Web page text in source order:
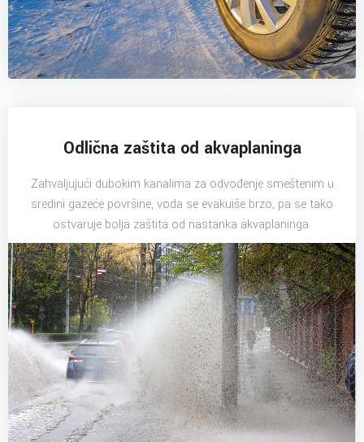
Odlična zaštita od akvaplaninga
Zahvaljujući dubokim kanalima za odvođenje smeštenim u
sredini gazeće površine, voda se evakuiše brzo, pa se tako
ostvaruje bolja zaštita od nastanka akvaplaninga.